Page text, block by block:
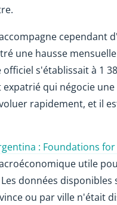
cependant
une hausse
s'établissait à 1
qui négocie une
rapidement, et il
: Foundations
utile
données
ou par ville n'était